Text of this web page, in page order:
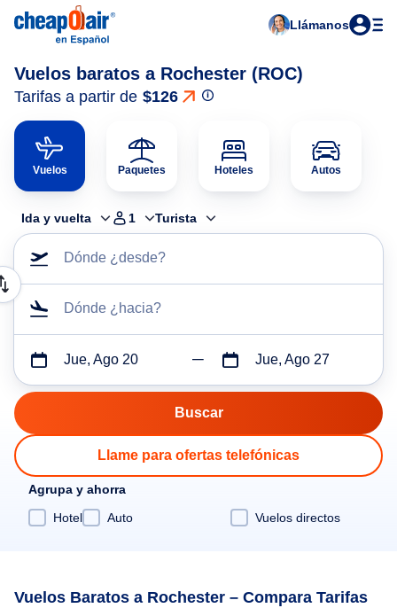
Llámanos
Vuelos baratos a Rochester (ROC)
Tarifas a partir de $126
Vuelos Paquetes Hoteles Autos
Ida y vuelta 1 Turista
Dónde ¿desde?
Dónde ¿hacia?
Jue, Ago 20 Jue, Ago 27
Llame para ofertas telefónicas
Agrupa y ahorra
Hotel
Auto Vuelos directos
Vuelos Baratos a Rochester – Compara Tarifas